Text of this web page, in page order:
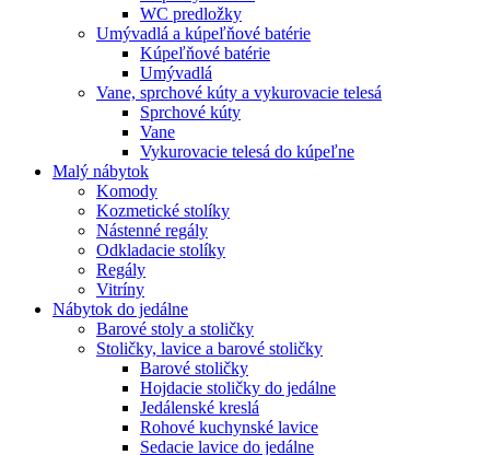
WC predložky
Umývadlá a kúpeľňové batérie
Kúpeľňové batérie
Umývadlá
Vane, sprchové kúty a vykurovacie telesá
Sprchové kúty
Vane
Vykurovacie telesá do kúpeľne
Malý nábytok
Komody
Kozmetické stolíky
Nástenné regály
Odkladacie stolíky
Regály
Vitríny
Nábytok do jedálne
Barové stoly a stoličky
Stoličky, lavice a barové stoličky
Barové stoličky
Hojdacie stoličky do jedálne
Jedálenské kreslá
Rohové kuchynské lavice
Sedacie lavice do jedálne